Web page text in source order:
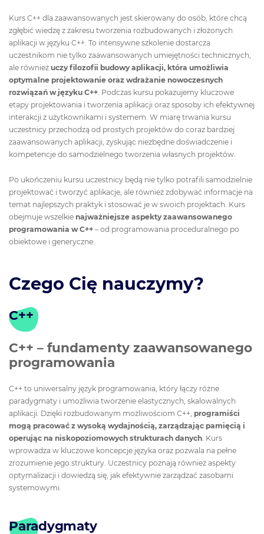
Kurs C++ dla zaawansowanych jest skierowany do osób, które chcą
zgłębić wiedzę z zakresu tworzenia rozbudowanych i złożonych
aplikacji w języku C++. To intensywne szkolenie dostarcza
uczestnikom nie tylko zaawansowanych umiejętności technicznych,
ale również uczy filozofii budowy aplikacji, która umożliwia
optymalne projektowanie oraz wdrażanie nowoczesnych
rozwiązań w języku C++. Podczas kursu pokazujemy kluczowe
etapy projektowania i tworzenia aplikacji oraz sposoby ich efektywnej
interakcji z użytkownikami i systemem. W miarę trwania kursu
uczestnicy przechodzą od prostych projektów do coraz bardziej
zaawansowanych aplikacji, zyskując niezbędne doświadczenie i
kompetencje do samodzielnego tworzenia własnych projektów.
Po ukończeniu kursu uczestnicy będą nie tylko potrafili samodzielnie
projektować i tworzyć aplikacje, ale również zdobywać informacje na
temat najlepszych praktyk i stosować je w swoich projektach. Kurs
obejmuje wszelkie najważniejsze aspekty zaawansowanego
programowania w C++ – od programowania proceduralnego po
obiektowe i generyczne.
Czego Cię nauczymy?
C++
C++ – fundamenty zaawansowanego
programowania
C++ to uniwersalny język programowania, który łączy różne
paradygmaty i umożliwia tworzenie elastycznych, skalowalnych
aplikacji. Dzięki rozbudowanym możliwościom C++, programiści
mogą pracować z wysoką wydajnością, zarządzając pamięcią i
operując na niskopoziomowych strukturach danych. Kurs
wprowadza w kluczowe koncepcje języka oraz pozwala na pełne
zrozumienie jego struktury. Uczestnicy poznają również aspekty
optymalizacji i dowiedzą się, jak efektywnie zarządzać zasobami
systemowymi.
Paradygmaty